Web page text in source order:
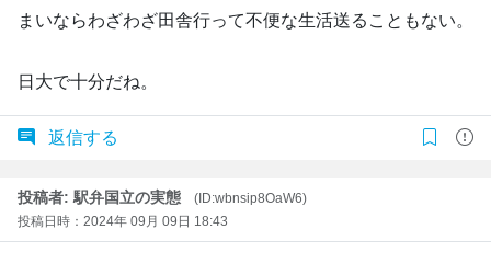
まいならわざわざ田舎行って不便な生活送ることもない。
日大で十分だね。
返信する
投稿者: 駅弁国立の実態
(ID:wbnsip8OaW6)
投稿日時：2024年 09月 09日 18:43